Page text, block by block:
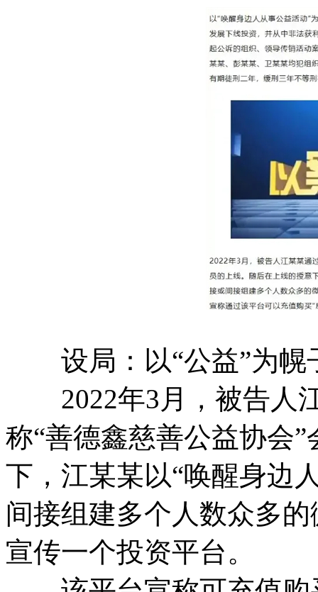
设局：以“公益”为幌
2022年3月，被告人
称“善德鑫慈善公益协会
下，江某某以“唤醒身边
间接组建多个人数众多
宣传一个投资平台。